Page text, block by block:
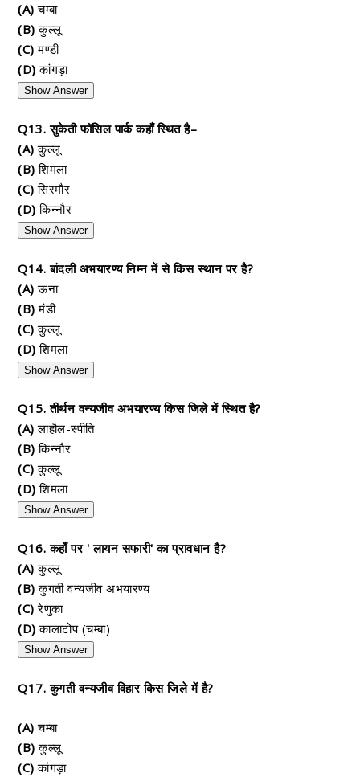
(A) चम्बा
(B) कुल्लू
(C) मण्डी
(D) कांगड़ा
Show Answer
Q13. सुकेती फॉसिल पार्क कहाँ स्थित है–
(A) कुल्लू
(B) शिमला
(C) सिरमौर
(D) किन्नौर
Show Answer
Q14. बांदली अभयारण्य निम्न में से किस स्थान पर है?
(A) ऊना
(B) मंडी
(C) कुल्लू
(D) शिमला
Show Answer
Q15. तीर्थन वन्यजीव अभयारण्य किस जिले में स्थित है?
(A) लाहौल-स्पीति
(B) किन्नौर
(C) कुल्लू
(D) शिमला
Show Answer
Q16. कहाँ पर ' लायन सफारी' का प्रावधान है?
(A) कुल्लू
(B) कुगती वन्यजीव अभयारण्य
(C) रेणुका
(D) कालाटोप (चम्बा)
Show Answer
Q17. कुगती वन्यजीव विहार किस जिले में है?
(A) चम्बा
(B) कुल्लू
(C) कांगड़ा